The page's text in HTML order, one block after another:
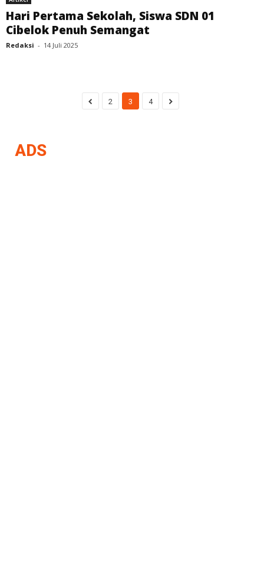
Hari Pertama Sekolah, Siswa SDN 01
Cibelok Penuh Semangat
Redaksi - 14 Juli 2025
2 3 4
ADS